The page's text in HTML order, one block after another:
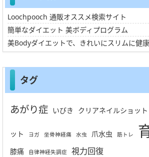
Loochpooch 通販オススメ検索サイト
簡単なダイエット 美ボディプログラム
美Bodyダイエットで、きれいにスリムに健康
タグ
あがり症 いびき クリアネイルショット
ット ヨガ 坐骨神経痛 水虫 爪水虫 筋トレ
膝痛 自律神経失調症 視力回復